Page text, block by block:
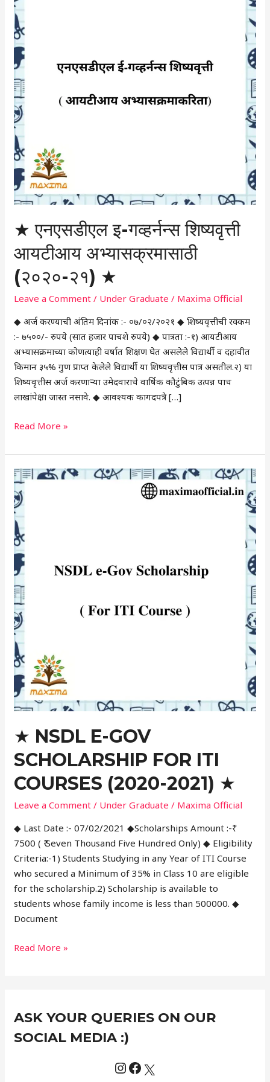
★ एनएसडीएल इ-गव्हर्नन्स शिष्यवृत्ती
आयटीआय अभ्यासक्रमासाठी
(२०२०-२१) ★
Leave a Comment / Under Graduate / Maxima Official
◆ अर्ज करण्याची अंतिम दिनांक :- ०७/०२/२०२१ ◆ शिष्यवृत्तीची रक्कम
:- ७५००/- रुपये (सात हजार पाचशे रुपये) ◆ पात्रता :-१) आयटीआय
अभ्यासक्रमाच्या कोणत्याही वर्षात शिक्षण घेत असलेले विद्यार्थी व दहावीत
किमान ३५% गुण प्राप्त केलेले विद्यार्थी या शिष्यवृत्तीस पात्र असतील.२) या
शिष्यवृत्तीस अर्ज करणाऱ्या उमेदवाराचे वार्षिक कौटुंबिक उत्पन्न पाच
लाखांपेक्षा जास्त नसावे. ◆ आवश्यक कागदपत्रे […]
गव्हर्नन्स
शिष्यवृत्ती
आयटीआय
अभ्यासक्रमासाठी
★
Read More »
★ NSDL E-GOV
SCHOLARSHIP FOR ITI
COURSES (2020-2021) ★
Leave a Comment / Under Graduate / Maxima Official
◆ Last Date :- 07/02/2021 ◆Scholarships Amount :-₹
7500 ( ₹ Seven Thousand Five Hundred Only) ◆ Eligibility
Criteria:-1) Students Studying in any Year of ITI Course
who secured a Minimum of 35% in Class 10 are eligible
for the scholarship.2) Scholarship is available to
students whose family income is less than 500000. ◆
Document
★
NSDL
e-
Gov
Scholarship
For
ITI
(2020-
2021)
★
Read More »
ASK YOUR QUERIES ON OUR
SOCIAL MEDIA :)
a
t